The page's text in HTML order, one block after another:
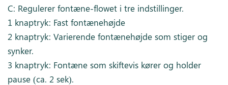
C: Regulerer fontæne-flowet i tre indstillinger.
1 knaptryk: Fast fontænehøjde
2 knaptryk: Varierende fontænehøjde som stiger og
synker.
3 knaptryk: Fontæne som skiftevis kører og holder
pause (ca. 2 sek).